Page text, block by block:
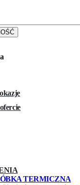
TERMICZNA